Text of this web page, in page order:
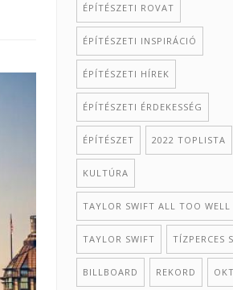
ÉPÍTÉSZETI ROVAT
ÉPÍTÉSZETI INSPIRÁCIÓ
ÉPÍTÉSZETI HÍREK
ÉPÍTÉSZETI ÉRDEKESSÉG
ÉPÍTÉSZET 2022 TOPLISTA
KULTÚRA
TAYLOR SWIFT ALL TOO WELL
TAYLOR SWIFT TÍZPERCES
BILLBOARD REKORD